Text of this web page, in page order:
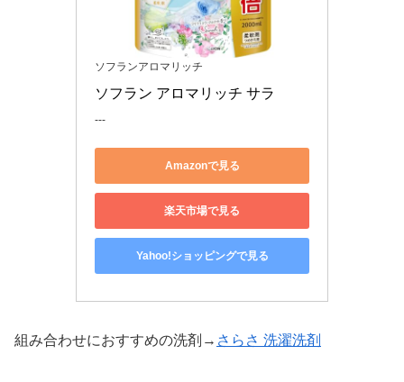
ソフランアロマリッチ
ソフラン アロマリッチ サラ
---
Amazonで見る
楽天市場で見る
Yahoo!ショッピングで見る
組み合わせにおすすめの洗剤→ さらさ 洗濯洗剤